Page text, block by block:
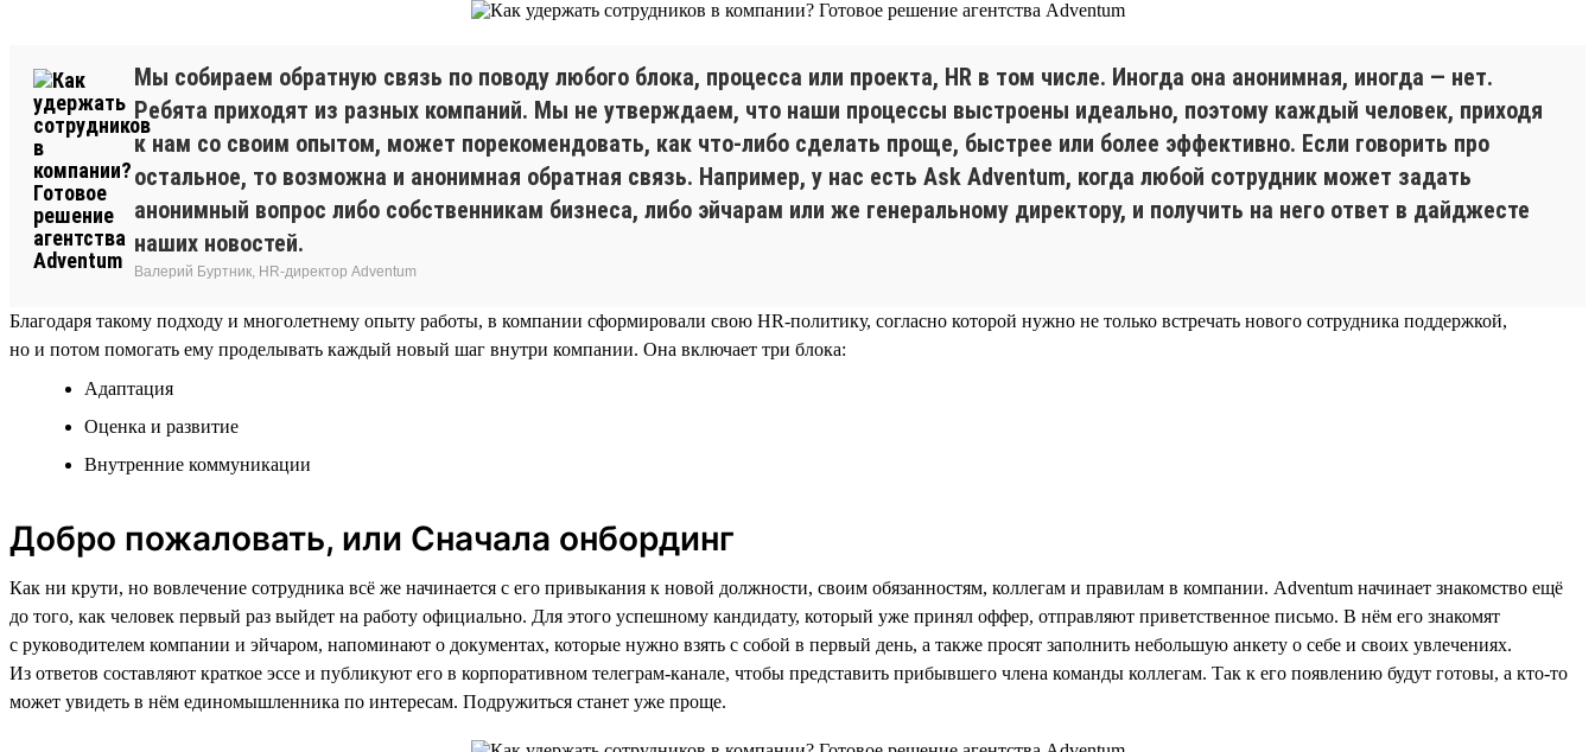
Мы собираем обратную связь по поводу любого блока, процесса или проекта, HR в том числе. Иногда она анонимная, иногда — нет.
Ребята приходят из разных компаний. Мы не утверждаем, что наши процессы выстроены идеально, поэтому каждый человек, приходя
к нам со своим опытом, может порекомендовать, как что-либо сделать проще, быстрее или более эффективно. Если говорить про
остальное, то возможна и анонимная обратная связь. Например, у нас есть Ask Adventum, когда любой сотрудник может задать
анонимный вопрос либо собственникам бизнеса, либо эйчарам или же генеральному директору, и получить на него ответ в дайджесте
наших новостей.
Валерий Буртник, HR-директор Adventum
Благодаря такому подходу и многолетнему опыту работы, в компании сформировали свою HR-политику, согласно которой нужно не только встречать нового сотрудника поддержкой,
но и потом помогать ему проделывать каждый новый шаг внутри компании. Она включает три блока:
Адаптация
Оценка и развитие
Внутренние коммуникации
Добро пожаловать, или Сначала онбординг
Как ни крути, но вовлечение сотрудника всё же начинается с его привыкания к новой должности, своим обязанностям, коллегам и правилам в компании. Adventum начинает знакомство ещё
до того, как человек первый раз выйдет на работу официально. Для этого успешному кандидату, который уже принял оффер, отправляют приветственное письмо. В нём его знакомят
с руководителем компании и эйчаром, напоминают о документах, которые нужно взять с собой в первый день, а также просят заполнить небольшую анкету о себе и своих увлечениях.
Из ответов составляют краткое эссе и публикуют его в корпоративном телеграм-канале, чтобы представить прибывшего члена команды коллегам. Так к его появлению будут готовы, а кто-то
может увидеть в нём единомышленника по интересам. Подружиться станет уже проще.